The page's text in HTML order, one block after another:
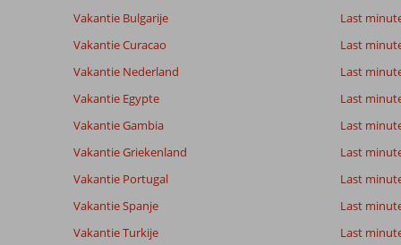
Ervaringen
klanten
9,0
Anoniem
Nederland
Met partner
Over
Alcudia:
strand,
leuke
Algemene indruk
Ligging
Service
Prijs/kwaliteit
Eten
Vakantie Bulgarije
Vakantie Curacao
Vakantie Nederland
Vakantie Egypte
Vakantie Gambia
Vakantie Griekenland
Vakantie Portugal
Vakantie Spanje
Vakantie Turkije
Last
Last
Last
Last
Last
Last
Last
Last
Last